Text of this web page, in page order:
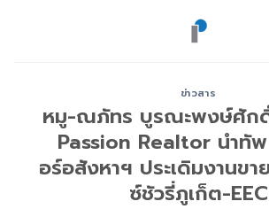
ข่าวสาร
หมู-ณภัทร บูรณะพงษ์ศัก
Passion Realtor นำทัพ
อร์อสังหาฯ ประเดิมงานข
ซ์ชัวรี่ภูเก็ต-EEC